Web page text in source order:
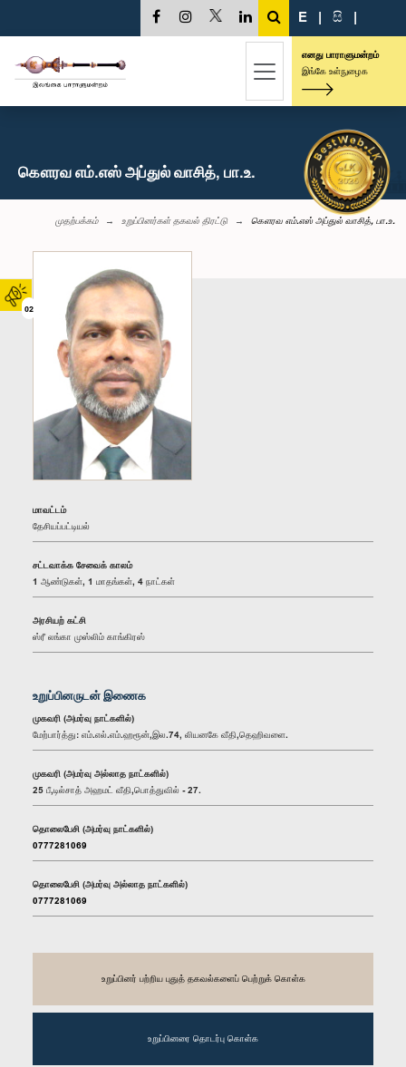
02
E | සි |
எனது பாராளுமன்றம்
இங்கே உள்நுழைக
கௌரவ எம்.எஸ் அப்துல் வாசித், பா.உ.
முதற்பக்கம் உறுப்பினர்கள் தகவல் திரட்டு கௌரவ எம்.எஸ் அப்துல் வாசித், பா.உ.
மாவட்டம்
தேசியப்பட்டியல்
சட்டவாக்க சேவைக் காலம்
1 ஆண்டுகள், 1 மாதங்கள், 4 நாட்கள்
அரசியற் கட்சி
ஸ்ரீ லங்கா முஸ்லிம் காங்கிரஸ்
உறுப்பினருடன் இணைக
முகவரி (அமர்வு நாட்களில்)
மேற்பார்த்து: எம்.எல்.எம்.ஹரூன்,இல.74, லியனகே வீதி,தெஹிவளை.
முகவரி (அமர்வு அல்லாத நாட்களில்)
25 பீ,டில்சாத் அஹமட் வீதி,பொத்துவில் - 27.
தொலைபேசி (அமர்வு நாட்களில்)
0777281069
தொலைபேசி (அமர்வு அல்லாத நாட்களில்)
0777281069
உறுப்பினர் பற்றிய புதுத் தகவல்களைப் பெற்றுக் கொள்க
உறுப்பினரை தொடர்பு கொள்க